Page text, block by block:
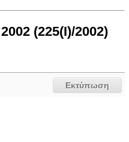
(225(I)/2002)
Εκτύπωση